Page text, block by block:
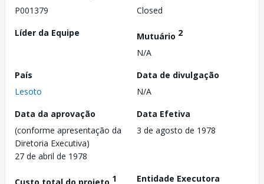
P001379
Closed
Líder da Equipe
Mutuário 2
N/A
País
Lesoto
Data de divulgação
N/A
Data da aprovação
(conforme apresentação da
Diretoria Executiva)
27 de abril de 1978
Data Efetiva
3 de agosto de 1978
Custo total do projeto 1
Entidade Executora